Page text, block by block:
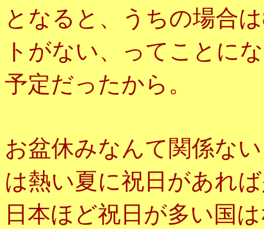
となると、うちの場合は
トがない、ってことに
予定だったから。
お盆休みなんて関係な
は熱い夏に祝日があれ
日本ほど祝日が多い国